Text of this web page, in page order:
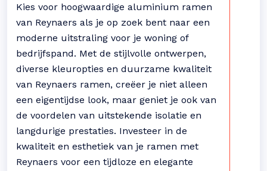
Kies voor hoogwaardige aluminium ramen
van Reynaers als je op zoek bent naar een
moderne uitstraling voor je woning of
bedrijfspand. Met de stijlvolle ontwerpen,
diverse kleuropties en duurzame kwaliteit
van Reynaers ramen, creëer je niet alleen
een eigentijdse look, maar geniet je ook van
de voordelen van uitstekende isolatie en
langdurige prestaties. Investeer in de
kwaliteit en esthetiek van je ramen met
Reynaers voor een tijdloze en elegante